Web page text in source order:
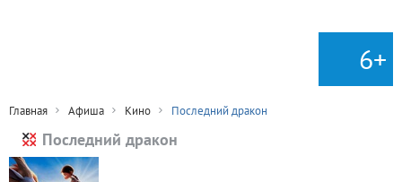
6+
Главная Афиша Кино Последний дракон
Последний дракон